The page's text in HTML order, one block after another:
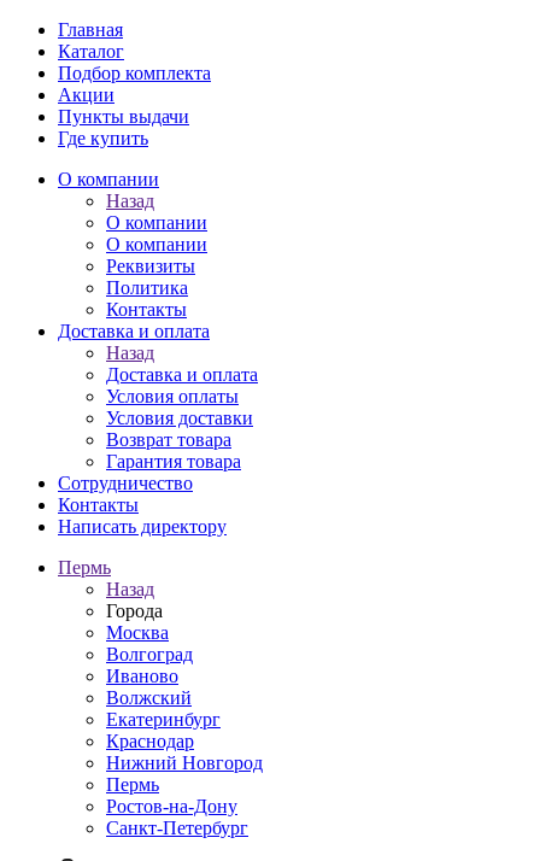
Главная
Каталог
Подбор комплекта
Акции
Пункты выдачи
Где купить
О компании
Назад
О компании
О компании
Реквизиты
Политика
Контакты
Доставка и оплата
Назад
Доставка и оплата
Условия оплаты
Условия доставки
Возврат товара
Гарантия товара
Сотрудничество
Контакты
Написать директору
Пермь
Назад
Города
Москва
Волгоград
Иваново
Волжский
Екатеринбург
Краснодар
Нижний Новгород
Пермь
Ростов-на-Дону
Санкт-Петербург